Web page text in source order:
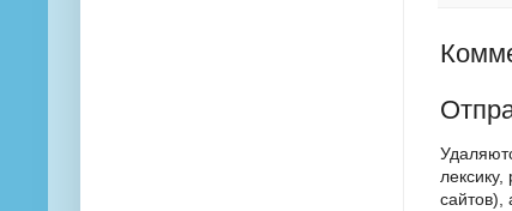
сайтов),